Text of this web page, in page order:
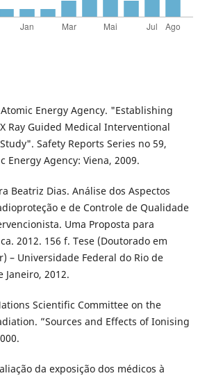
Energy Agency. "Establishing
Ray Guided Medical Interventional
Safety Reports Series no 59,
Energy Agency: Viena, 2009.
Beatriz Dias. Análise dos Aspectos
e de Controle de Qualidade
Uma Proposta para
2012. 156 f. Tese (Doutorado em
– Universidade Federal do Rio de
Janeiro, 2012.
Scientific Committee on the
”Sources and Effects of Ionising
da exposição dos médicos à